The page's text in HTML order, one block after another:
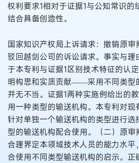
权利要求1相对于证据1与公知常识的
结合具备创造性。
国家知识产权局上诉请求：撤销原审
驳回越剑公司的诉讼请求。事实与理
于本专利与证据1区别技术特征的认
明构思和实质贡献——采用不同类型
并无不当。证据1两种实施例给出的
用一种类型的输送机构。本专利对
针对单独一个输送机构的类型进行
型的输送机构配合使用。（二）原
合理界定本领域技术人员的能力水
合使用不同类型输送机构的启示。正